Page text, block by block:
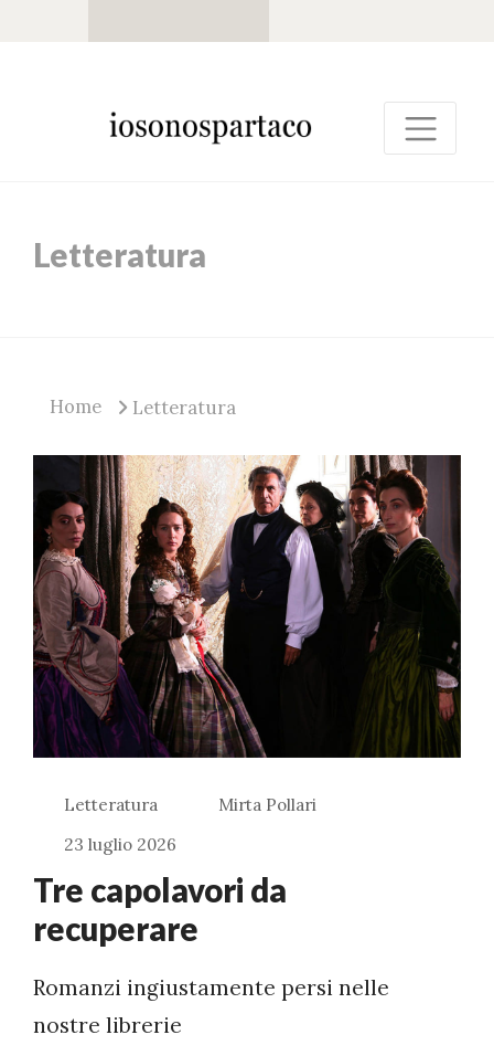
Letteratura
Home Letteratura
Letteratura
Mirta Pollari
23 luglio 2026
Tre capolavori da
recuperare
Romanzi ingiustamente persi nelle
nostre librerie